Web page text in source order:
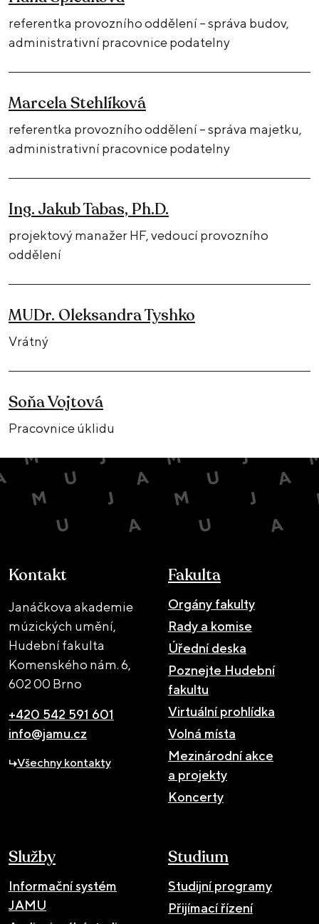
referentka provozního oddělení – správa budov,
administrativní pracovnice podatelny
Marcela Stehlíková
referentka provozního oddělení – správa majetku,
administrativní pracovnice podatelny​
Ing. Jakub Tabas, Ph.D.
projektový manažer HF​, vedoucí provozního
oddělení
MUDr. Oleksandra Tyshko
Vrátný
Soňa Vojtová
Pracovnice úklidu
Kontakt
Janáčkova akademie
múzických umění,
Hudební fakulta
Komenského nám. 6,
602 00 Brno
+420 542 591 601
info@jamu.cz
Všechny kontakty
Fakulta
Orgány fakulty
Rady a komise
Úřední deska
Poznejte Hudební
fakultu
Virtuální prohlídka
Volná místa
Mezinárodní akce
a projekty
Koncerty
Služby
Informační systém
JAMU
Studium
Studijní programy
Přijímací řízení